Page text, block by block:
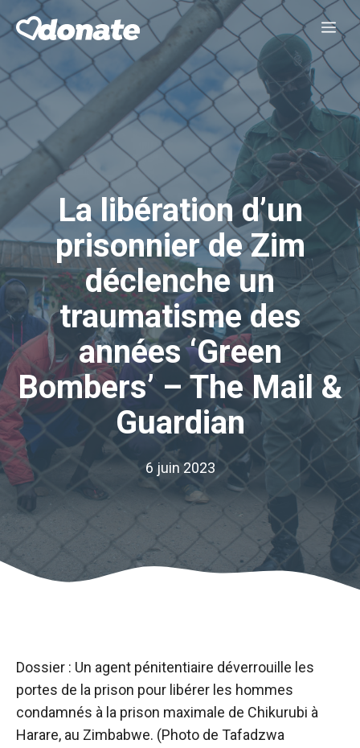
au
contenu
La libération d’un
prisonnier de Zim
déclenche un
traumatisme des
années ‘Green
Bombers’ – The Mail &
Guardian
6 juin 2023
Dossier : Un agent pénitentiaire déverrouille les
portes de la prison pour libérer les hommes
condamnés à la prison maximale de Chikurubi à
Harare, au Zimbabwe. (Photo de Tafadzwa